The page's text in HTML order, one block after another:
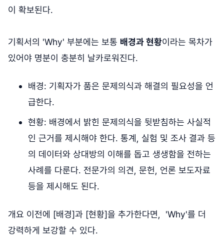
이 확보된다.
기획서의 'Why' 부분에는 보통 배경과 현황이라는 목차가
있어야 명분이 충분히 날카로워진다.
배경: 기획자가 품은 문제의식과 해결의 필요성을 언
급한다.
현황: 배경에서 밝힌 문제의식을 뒷받침하는 사실적
인 근거를 제시해야 한다. 통계, 실험 및 조사 결과 등
의 데이터와 상대방의 이해를 돕고 생생함을 전하는
사례를 다룬다. 전문가의 의견, 문헌, 언론 보도자료
등을 제시해도 된다.
개요 이전에 [배경]과 [현황]을 추가한다면, 'Why'를 더
강력하게 보강할 수 있다.